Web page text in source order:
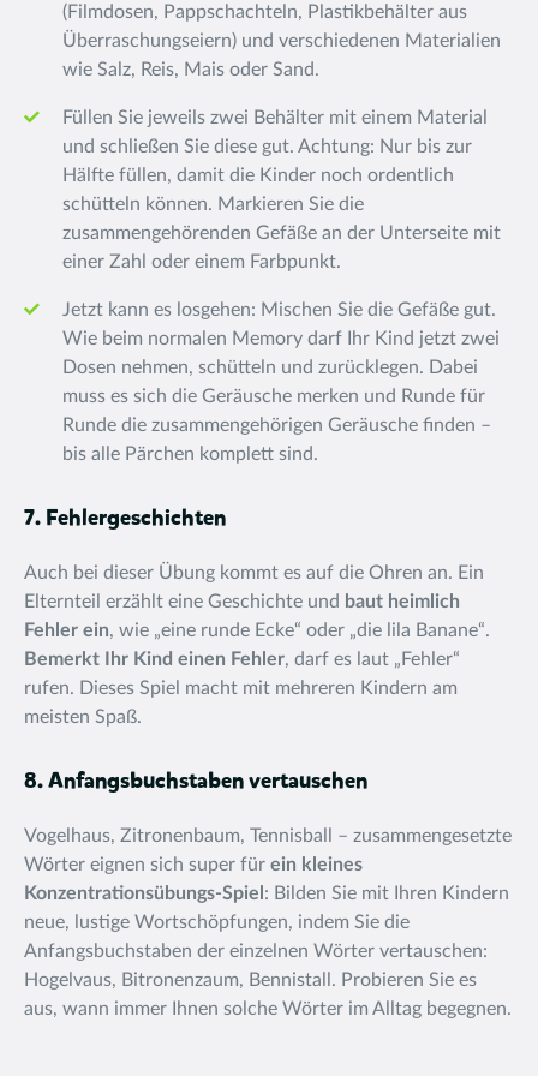
(Filmdosen, Pappschachteln, Plastikbehälter aus
Überraschungseiern) und verschiedenen Materialien
wie Salz, Reis, Mais oder Sand.
Füllen Sie jeweils zwei Behälter mit einem Material
und schließen Sie diese gut. Achtung: Nur bis zur
Hälfte füllen, damit die Kinder noch ordentlich
schütteln können. Markieren Sie die
zusammengehörenden Gefäße an der Unterseite mit
einer Zahl oder einem Farbpunkt.
Jetzt kann es losgehen: Mischen Sie die Gefäße gut.
Wie beim normalen Memory darf Ihr Kind jetzt zwei
Dosen nehmen, schütteln und zurücklegen. Dabei
muss es sich die Geräusche merken und Runde für
Runde die zusammengehörigen Geräusche finden –
bis alle Pärchen komplett sind.
7. Fehlergeschichten
Auch bei dieser Übung kommt es auf die Ohren an. Ein
Elternteil erzählt eine Geschichte und baut heimlich
Fehler ein, wie „eine runde Ecke“ oder „die lila Banane“.
Bemerkt Ihr Kind einen Fehler, darf es laut „Fehler“
rufen. Dieses Spiel macht mit mehreren Kindern am
meisten Spaß.
8. Anfangsbuchstaben vertauschen
Vogelhaus, Zitronenbaum, Tennisball – zusammengesetzte
Wörter eignen sich super für ein kleines
Konzentrationsübungs-Spiel : Bilden Sie mit Ihren Kindern
neue, lustige Wortschöpfungen, indem Sie die
Anfangsbuchstaben der einzelnen Wörter vertauschen:
Hogelvaus, Bitronenzaum, Bennistall. Probieren Sie es
aus, wann immer Ihnen solche Wörter im Alltag begegnen.